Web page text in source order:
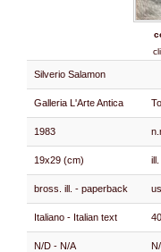
Silverio Salamon
Galleria L'Arte Antica
1983
19x29 (cm)
bross. ill. - paperback
Italiano - Italian text
N/D - N/A